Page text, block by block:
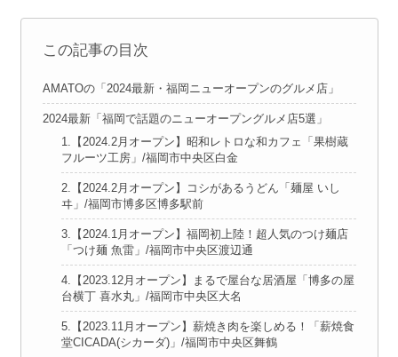
この記事の目次
AMATOの「2024最新・福岡ニューオープンのグルメ店」
2024最新「福岡で話題のニューオープングルメ店5選」
1.【2024.2月オープン】昭和レトロな和カフェ「果樹蔵
フルーツ工房」/福岡市中央区白金
2.【2024.2月オープン】コシがあるうどん「麺屋 いし
ヰ」/福岡市博多区博多駅前
3.【2024.1月オープン】福岡初上陸！超人気のつけ麺店
「つけ麺 魚雷」/福岡市中央区渡辺通
4.【2023.12月オープン】まるで屋台な居酒屋「博多の屋
台横丁 喜水丸」/福岡市中央区大名
5.【2023.11月オープン】薪焼き肉を楽しめる！「薪焼食
堂CICADA(シカーダ)」/福岡市中央区舞鶴